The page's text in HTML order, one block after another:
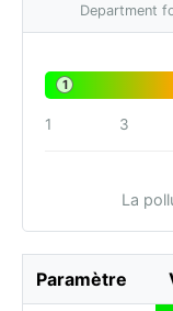
Department
1
1 3
La
Paramètre